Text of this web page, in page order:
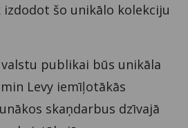
šo unikālo kolekciju
publikai būs unikāla
Levy iemīļotākās
skaņdarbus dzīvajā